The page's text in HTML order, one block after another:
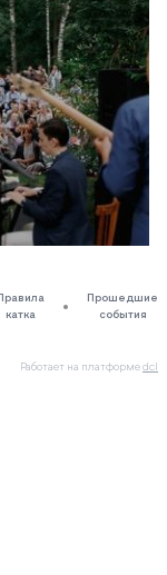
Правила
катка
Прошедшие
события
Работает на платформе dcl